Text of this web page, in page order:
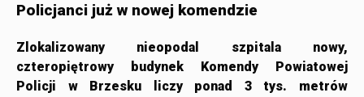
Policjanci już w nowej komendzie
Zlokalizowany nieopodal szpitala nowy,
czteropiętrowy budynek Komendy Powiatowej
Policji w Brzesku liczy ponad 3 tys. metrów